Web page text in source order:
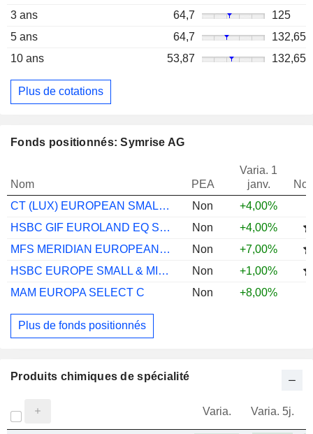
3 ans
64,7
125
5 ans
64,7
132,65
10 ans
53,87 132,65
Plus de cotations
Fonds positionnés: Symrise AG
Nom PEA
Varia. 1
janv.
CT (LUX) EUROPEAN SMALLER COMS A INC EUR
Non
+4,00%
HSBC GIF EUROLAND EQ SMLR COMS ZC
Non
+4,00%
MFS MERIDIAN EUROPEAN SMLR COMS A1 EUR
Non
+7,00%
HSBC EUROPE SMALL & MID CAP AC
Non
+1,00%
MAM EUROPA SELECT C
Non +8,00%
Plus de fonds positionnés
Produits chimiques de spécialité
Varia. Varia. 5j.